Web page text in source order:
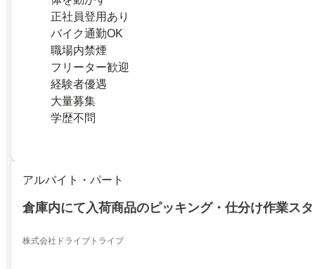
正社員登用あり
バイク通勤OK
職場内禁煙
フリーター歓迎
経験者優遇
大量募集
学歴不問
アルバイト・パート
倉庫内にて入荷商品のピッキング・仕分け作業ス
株式会社ドライブトライブ